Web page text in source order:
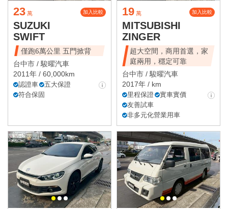
23 萬 加入比較
SUZUKI
SWIFT
僅跑6萬公里 五門掀背
台中市 /駿曜汽車
2011年 / 60,000km
認證車
五大保證
符合保固
19 萬 加入比較
MITSUBISHI
ZINGER
超大空間，商用首選，家
庭兩用，穩定可靠
台中市 /駿曜汽車
2017年 / km
里程保證
實車實價
友善試車
非多元化營業用車